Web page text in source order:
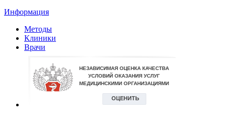
Информация
Методы
Клиники
Врачи